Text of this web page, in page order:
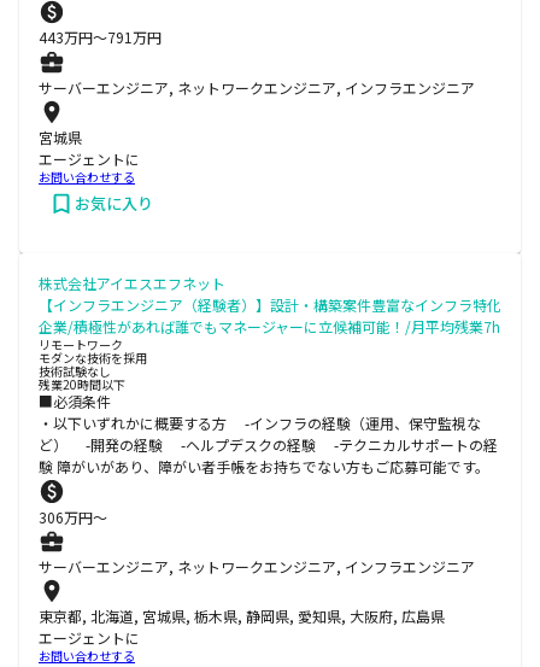
443万円〜791万円
サーバーエンジニア, ネットワークエンジニア, インフラエンジニア
宮城県
エージェントに
お問い合わせする
お気に入り
株式会社アイエスエフネット
【インフラエンジニア（経験者）】設計・構築案件豊富なインフラ特化
企業/積極性があれば誰でもマネージャーに立候補可能！/月平均残業7h
リモートワーク
モダンな技術を採用
技術試験なし
残業20時間以下
■必須条件
・以下いずれかに概要する方 -インフラの経験（運用、保守監視な
ど） -開発の経験 -ヘルプデスクの経験 -テクニカルサポートの経
験 障がいがあり、障がい者手帳をお持ちでない方もご応募可能です。
306万円〜
サーバーエンジニア, ネットワークエンジニア, インフラエンジニア
東京都, 北海道, 宮城県, 栃木県, 静岡県, 愛知県, 大阪府, 広島県
エージェントに
お問い合わせする